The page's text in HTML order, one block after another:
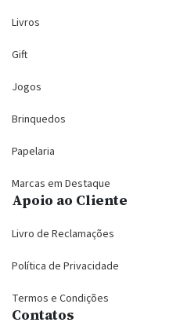
Livros
Gift
Jogos
Brinquedos
Papelaria
Marcas em Destaque
Apoio ao Cliente
Livro de Reclamações
Política de Privacidade
Termos e Condições
Contatos